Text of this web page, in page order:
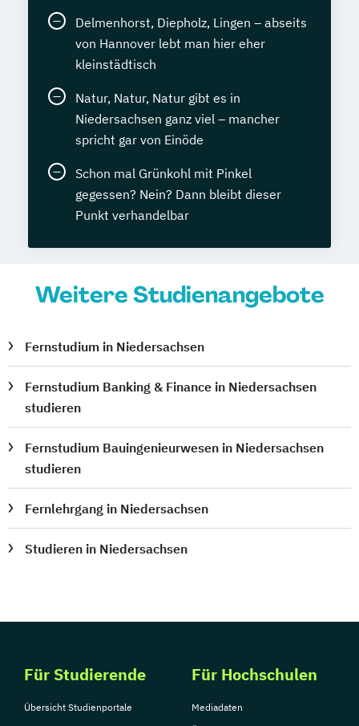
Delmenhorst, Diepholz, Lingen – abseits
von Hannover lebt man hier eher
kleinstädtisch
Natur, Natur, Natur gibt es in
Niedersachsen ganz viel – mancher
spricht gar von Einöde
Schon mal Grünkohl mit Pinkel
gegessen? Nein? Dann bleibt dieser
Punkt verhandelbar
Weitere Studienangebote
Fernstudium in Niedersachsen
Fernstudium Banking & Finance in Niedersachsen
studieren
Fernstudium Bauingenieurwesen in Niedersachsen
studieren
Fernlehrgang in Niedersachsen
Studieren in Niedersachsen
Für Studierende
Übersicht Studienportale
Für Hochschulen
Mediadaten